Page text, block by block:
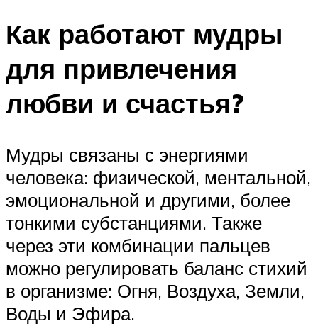
Как работают мудры
для привлечения
любви и счастья?
Мудры связаны с энергиями
человека: физической, ментальной,
эмоциональной и другими, более
тонкими субстанциями. Также
через эти комбинации пальцев
можно регулировать баланс стихий
в организме: Огня, Воздуха, Земли,
Воды и Эфира.